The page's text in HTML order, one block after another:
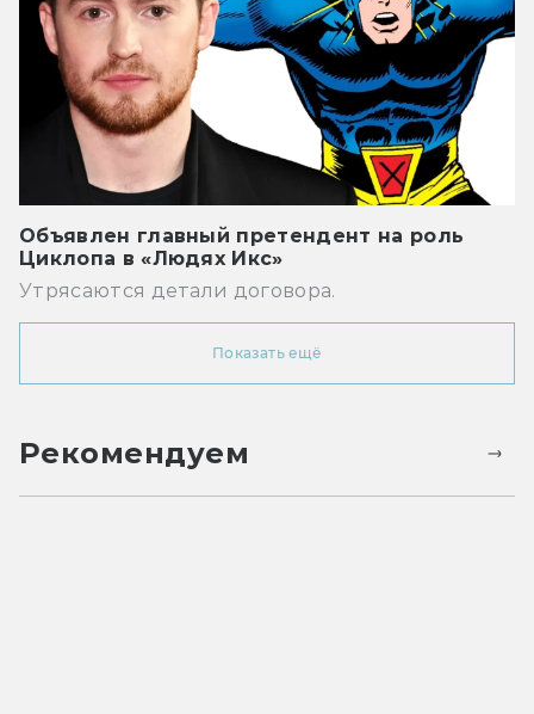
Объявлен главный претендент на роль
Циклопа в «Людях Икс»
Утрясаются детали договора.
Показать ещё
Рекомендуем